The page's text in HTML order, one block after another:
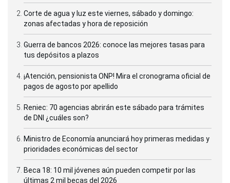
Corte de agua y luz este viernes, sábado y domingo:
zonas afectadas y hora de reposición
Guerra de bancos 2026: conoce las mejores tasas para
tus depósitos a plazos
¡Atención, pensionista ONP! Mira el cronograma oficial de
pagos de agosto por apellido
Reniec: 70 agencias abrirán este sábado para trámites
de DNI ¿cuáles son?
Ministro de Economía anunciará hoy primeras medidas y
prioridades económicas del sector
Beca 18: 10 mil jóvenes aún pueden competir por las
últimas 2 mil becas del 2026